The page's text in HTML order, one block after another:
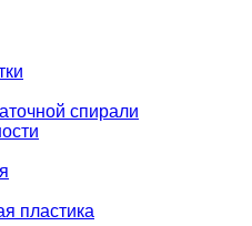
спирали
пластика